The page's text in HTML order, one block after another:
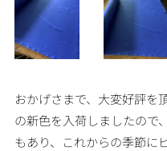
おかげさまで、大変好評を
の新色を入荷しましたので
もあり、これからの季節に